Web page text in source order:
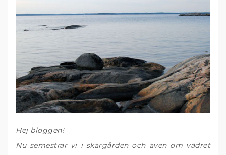
Hej bloggen!
Nu semestrar vi i skärgården och även om vädret